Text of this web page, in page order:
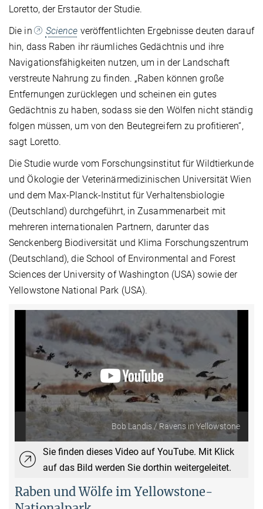
Loretto, der Erstautor der Studie.
Die in
Science veröffentlichten Ergebnisse deuten darauf
hin, dass Raben ihr räumliches Gedächtnis und ihre
Navigationsfähigkeiten nutzen, um in der Landschaft
verstreute Nahrung zu finden. „Raben können große
Entfernungen zurücklegen und scheinen ein gutes
Gedächtnis zu haben, sodass sie den Wölfen nicht ständig
folgen müssen, um von den Beutegreifern zu profitieren“,
sagt Loretto.
Die Studie wurde vom Forschungsinstitut für Wildtierkunde
und Ökologie der Veterinärmedizinischen Universität Wien
und dem Max-Planck-Institut für Verhaltensbiologie
(Deutschland) durchgeführt, in Zusammenarbeit mit
mehreren internationalen Partnern, darunter das
Senckenberg Biodiversität und Klima Forschungszentrum
(Deutschland), die School of Environmental and Forest
Sciences der University of Washington (USA) sowie der
Yellowstone National Park (USA).
Bob Landis / Ravens in Yellowstone
Sie finden dieses Video auf YouTube. Mit Klick
auf das Bild werden Sie dorthin weitergeleitet.
Raben und Wölfe im Yellowstone-